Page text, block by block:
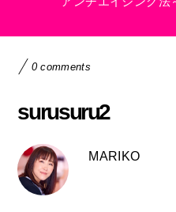
0 comments
surusuru2
MARIKO